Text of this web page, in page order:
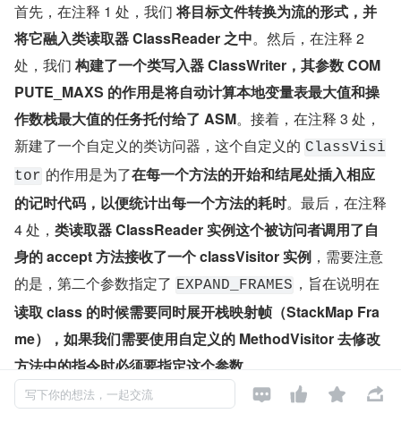
首先，在注释 1 处，我们 将目标文件转换为流的形式，并
将它融入类读取器 ClassReader 之中。然后，在注释 2
处，我们 构建了一个类写入器 ClassWriter，其参数 COM
PUTE_MAXS 的作用是将自动计算本地变量表最大值和操
作数栈最大值的任务托付给了 ASM。接着，在注释 3 处，
新建了一个自定义的类访问器，这个自定义的 ClassVisi
tor 的作用是为了在每一个方法的开始和结尾处插入相应
的记时代码，以便统计出每一个方法的耗时。最后，在注释
4 处， 类读取器 ClassReader 实例这个被访问者调用了自
身的 accept 方法接收了一个 classVisitor 实例 ，需要注意
的是，第二个参数指定了 EXPAND_FRAMES ，旨在说明在
读取 class 的时候需要同时展开栈映射帧（StackMap Fra
me），如果我们需要使用自定义的 MethodVisitor 去修改
方法中的指令时必须要指定这个参数
写下你的想法，一起交流    